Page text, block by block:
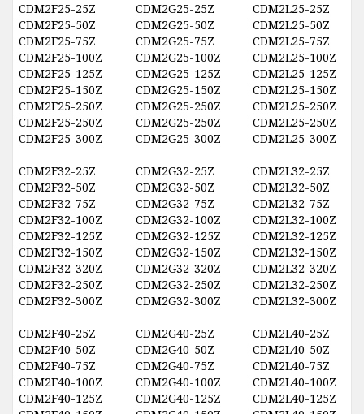
CDM2F25-25Z CDM2G25-25Z
CDM2L25-25Z
CDM2F25-50Z
CDM2G25-50Z
CDM2L25-50Z
CDM2F25-75Z
CDM2G25-75Z
CDM2L25-75Z
CDM2F25-100Z
CDM2G25-100Z
CDM2L25-100Z
CDM2F25-125Z
CDM2G25-125Z
CDM2L25-125Z
CDM2F25-150Z
CDM2G25-150Z
CDM2L25-150Z
CDM2F25-250Z
CDM2G25-250Z
CDM2L25-250Z
CDM2F25-250Z
CDM2G25-250Z
CDM2L25-250Z
CDM2F25-300Z
CDM2G25-300Z CDM2L25-300Z
CDM2F32-25Z CDM2G32-25Z
CDM2L32-25Z
CDM2F32-50Z
CDM2G32-50Z
CDM2L32-50Z
CDM2F32-75Z
CDM2G32-75Z
CDM2L32-75Z
CDM2F32-100Z
CDM2G32-100Z
CDM2L32-100Z
CDM2F32-125Z
CDM2G32-125Z
CDM2L32-125Z
CDM2F32-150Z
CDM2G32-150Z
CDM2L32-150Z
CDM2F32-320Z
CDM2G32-320Z
CDM2L32-320Z
CDM2F32-250Z
CDM2G32-250Z
CDM2L32-250Z
CDM2F32-300Z
CDM2G32-300Z CDM2L32-300Z
CDM2F40-25Z CDM2G40-25Z
CDM2L40-25Z
CDM2F40-50Z
CDM2G40-50Z
CDM2L40-50Z
CDM2F40-75Z
CDM2G40-75Z
CDM2L40-75Z
CDM2F40-100Z
CDM2G40-100Z
CDM2L40-100Z
CDM2F40-125Z
CDM2G40-125Z
CDM2L40-125Z